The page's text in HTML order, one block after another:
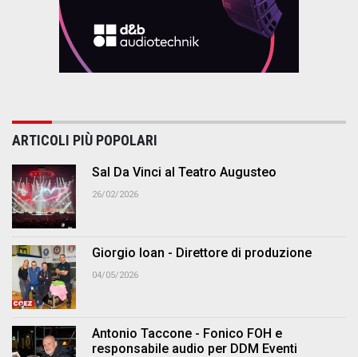
ARTICOLI PIÙ POPOLARI
Sal Da Vinci al Teatro Augusteo
26/02/2026
Giorgio Ioan - Direttore di produzione
04/05/2026
Antonio Taccone - Fonico FOH e
responsabile audio per DDM Eventi